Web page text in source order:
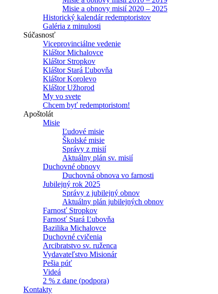
Misie a obnovy misií 2020 – 2025
Historický kalendár redemptoristov
Galéria z minulosti
Súčasnosť
Viceprovinciálne vedenie
Kláštor Michalovce
Kláštor Stropkov
Kláštor Stará Ľubovňa
Kláštor Korolevo
Kláštor Užhorod
My vo svete
Chcem byť redemptoristom!
Apoštolát
Misie
Ľudové misie
Školské misie
Správy z misií
Aktuálny plán sv. misií
Duchovné obnovy
Duchovná obnova vo farnosti
Jubilejný rok 2025
Správy z jubilejný obnov
Aktuálny plán jubilejných obnov
Farnosť Stropkov
Farnosť Stará Ľubovňa
Bazilika Michalovce
Duchovné cvičenia
Arcibratstvo sv. ruženca
Vydavateľstvo Misionár
Pešia púť
Videá
2 % z dane (podpora)
Kontakty